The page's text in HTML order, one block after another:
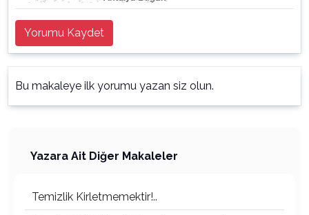
Yorumu Kaydet
Bu makaleye ilk yorumu yazan siz olun.
Yazara Ait Diğer Makaleler
Temizlik Kirletmemektir!..